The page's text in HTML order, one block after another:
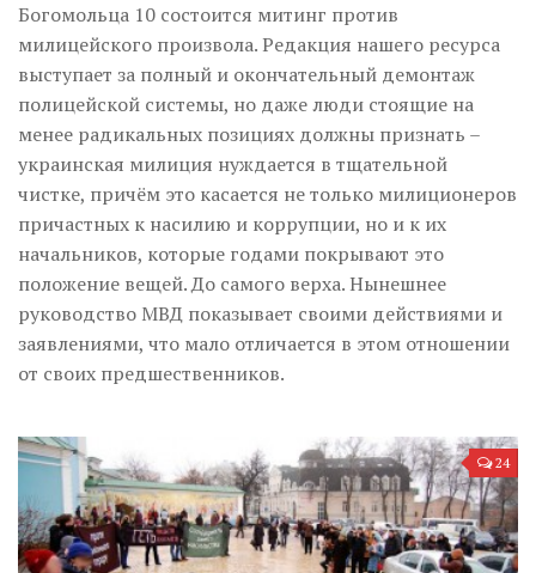
Богомольца 10 состоится митинг против
милицейского произвола. Редакция нашего ресурса
выступает за полный и окончательный демонтаж
полицейской системы, но даже люди стоящие на
менее радикальных позициях должны признать –
украинская милиция нуждается в тщательной
чистке, причём это касается не только милиционеров
причастных к насилию и коррупции, но и к их
начальников, которые годами покрывают это
положение вещей. До самого верха. Нынешнее
руководство МВД показывает своими действиями и
заявлениями, что мало отличается в этом отношении
от своих предшественников.
24